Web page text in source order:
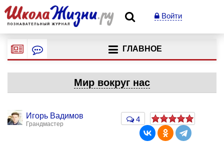
Войти
ГЛАВНОЕ
Мир вокруг нас
Игорь Вадимов
Грандмастер
4